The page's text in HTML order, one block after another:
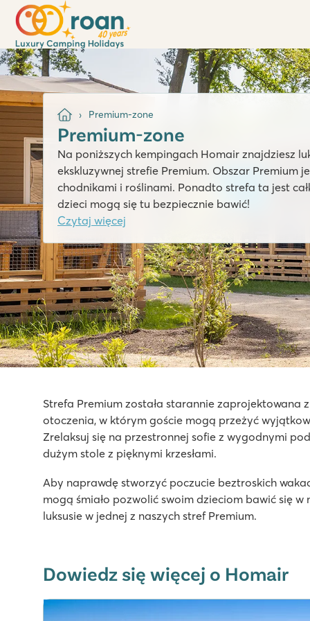
Premium-zone
Premium-zone
Na poniższych kempingach Homair znajdziesz luksusowe domki mobilne w naszej
ekskluzywnej strefie Premium. Obszar Premium
chodnikami i roślinami. Ponadto strefa ta jest
dzieci mogą się tu bezpiecznie bawić!
Czytaj więcej
Francja - Południowa Francja - Langwedocja-Roussillon -
★
Zarezerwuj luksusowe mobile home'y w wolnej od
Odwiedź winnice obok kempingu
Francja - Południowa Francja - Langwedocja-Roussillon -
★
Strefa Premium została starannie zaprojektowana
otoczenia, w którym goście mogą przeżyć
Zrelaksuj się na przestronnej sofie z wygodnymi
dużym stole z pięknymi krzesłami.
Aby naprawdę stworzyć poczucie beztroskich
mogą śmiało pozwolić swoim dzieciom bawić się
luksusie w jednej z naszych stref Premium.
Dowiedz się więcej o Homair